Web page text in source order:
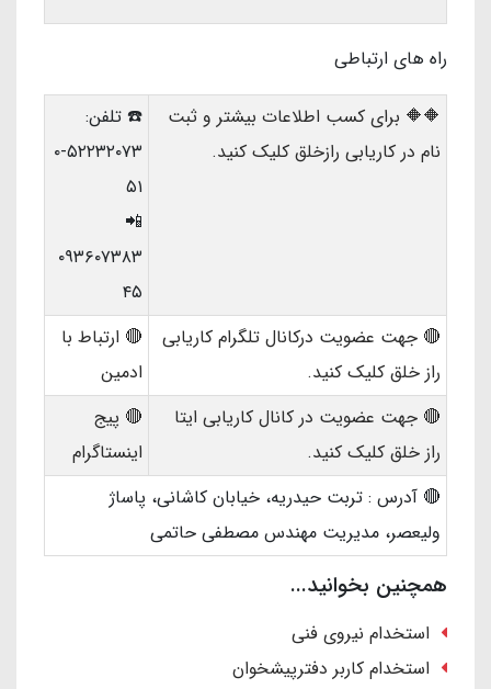
راه های ارتباطی
🔶🔶 برای کسب اطلاعات بیشتر و ثبت
نام در کاریابی رازخلق کلیک کنید.
☎️ تلفن:
۵۲۲۳۲۰۷۳-۰
۵۱
📲
۰۹۳۶۰۷۳۸۳
۴۵
🔴 جهت عضویت درکانال تلگرام کاریابی
راز خلق کلیک کنید.
🔴 ارتباط با
ادمین
🔴 جهت عضویت در کانال کاریابی ایتا
راز خلق کلیک کنید.
🔴 پیج
اینستاگرام
🔴 آدرس : تربت حیدریه، خیابان کاشانی، پاساژ
ولیعصر، مدیریت مهندس مصطفی حاتمی
همچنین بخوانید...
استخدام نیروی فنی
استخدام کاربر دفترپیشخوان